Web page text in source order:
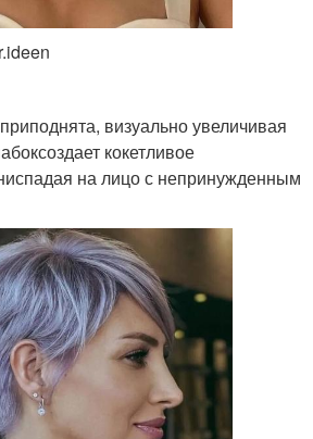
визуально увеличивая
кокетливое
на лицо с непринужденным